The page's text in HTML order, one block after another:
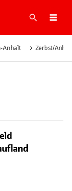
Suche
Anhalt Zerbst/